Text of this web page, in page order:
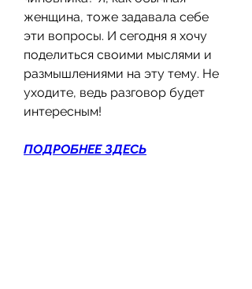
женщина, тоже задавала себе
эти вопросы. И сегодня я хочу
поделиться своими мыслями и
размышлениями на эту тему. Не
уходите, ведь разговор будет
интересным!
ПОДРОБНЕЕ ЗДЕСЬ